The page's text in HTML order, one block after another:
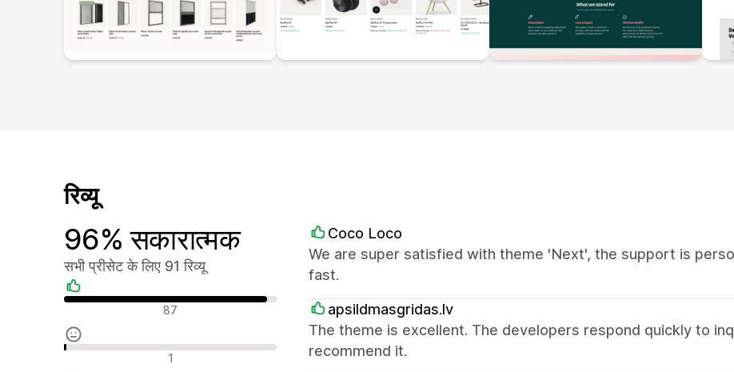
रिव्यू
96% सकारात्मक
सभी प्रीसेट के लिए 91 रिव्यू
सकारात्मक रिव्यू 87
न्यूट्रल रिव्यू 1
Coco Loco
We are super satisfied with theme 'Next', the support is
fast.
apsildmasgridas.lv
The theme is excellent. The developers respond quickly to
recommend it.